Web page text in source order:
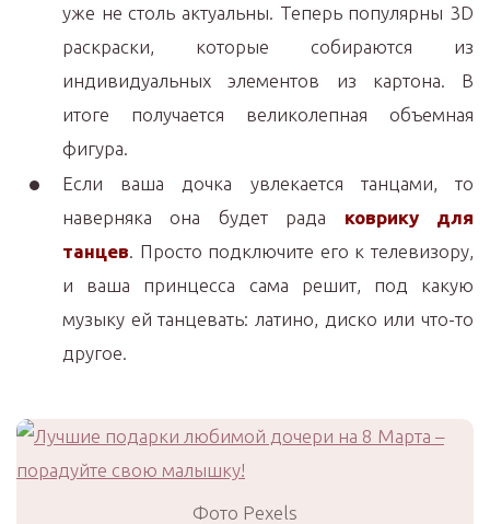
уже не столь актуальны. Теперь популярны 3D
раскраски, которые собираются из
индивидуальных элементов из картона. В
итоге получается великолепная объемная
фигура.
Если ваша дочка увлекается танцами, то
наверняка она будет рада коврику для
танцев. Просто подключите его к телевизору,
и ваша принцесса сама решит, под какую
музыку ей танцевать: латино, диско или что-то
другое.
Фото Pexels